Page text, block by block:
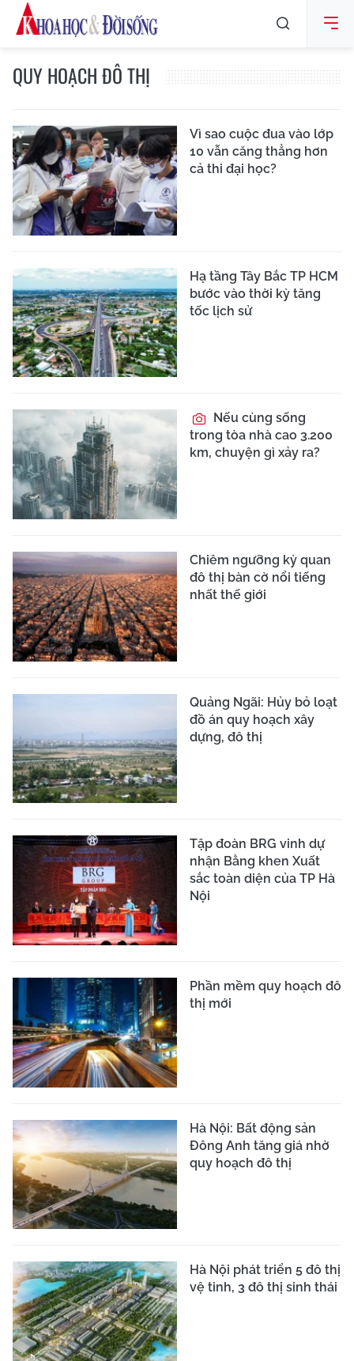
QUY HOẠCH ĐÔ THỊ
Vì sao cuộc đua vào lớp
10 vẫn căng thẳng hơn
cả thi đại học?
Hạ tầng Tây Bắc TP HCM
bước vào thời kỳ tăng
tốc lịch sử
Nếu cùng sống
trong tòa nhà cao 3.200
km, chuyện gì xảy ra?
Chiêm ngưỡng kỳ quan
đô thị bàn cờ nổi tiếng
nhất thế giới
Quảng Ngãi: Hủy bỏ loạt
đồ án quy hoạch xây
dựng, đô thị
Tập đoàn BRG vinh dự
nhận Bằng khen Xuất
sắc toàn diện của TP Hà
Nội
Phần mềm quy hoạch đô
thị mới
Hà Nội: Bất động sản
Đông Anh tăng giá nhờ
quy hoạch đô thị
Hà Nội phát triển 5 đô thị
vệ tinh, 3 đô thị sinh thái